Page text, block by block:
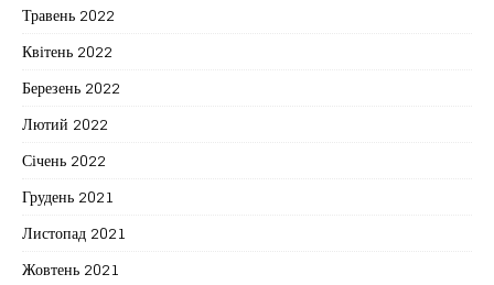
Травень 2022
Квітень 2022
Березень 2022
Лютий 2022
Січень 2022
Грудень 2021
Листопад 2021
Жовтень 2021